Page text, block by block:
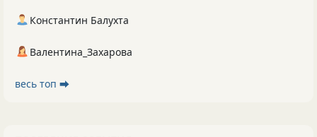
Константин Балухта
Валентина_Захарова
весь топ ⮕